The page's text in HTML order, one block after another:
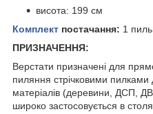
висота: 199 см
Комплект постачання: 1
ПРИЗНАЧЕННЯ:
Верстати призначені для
пиляння стрічковими
матеріалів (деревини, ДСП,
широко застосовується в